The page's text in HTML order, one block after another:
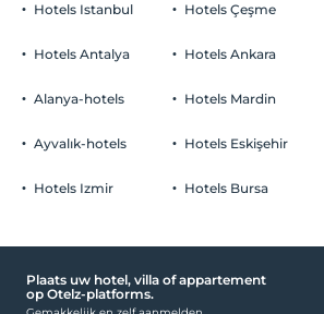
Hotels Istanbul
Hotels Antalya
Alanya-hotels
Ayvalık-hotels
Hotels Izmir
Hotels Çeşme
Hotels Ankara
Hotels Mardin
Hotels Eskişehir
Hotels Bursa
Plaats uw hotel, villa of appartement
op Otelz-platforms.